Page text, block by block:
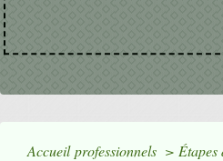
Accueil professionnels > Étapes